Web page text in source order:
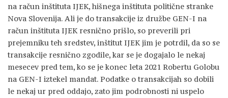
na račun inštituta IJEK, hišnega inštituta politične stranke
Nova Slovenija. Ali je do transakcije iz družbe GEN-I na
račun inštituta IJEK resnično prišlo, so preverili pri
prejemniku teh sredstev, inštitut IJEK jim je potrdil, da so se
transakcije resnično zgodile, kar se je dogajalo le nekaj
mesecev pred tem, ko se je konec leta 2021 Robertu Golobu
na GEN-I iztekel mandat. Podatke o transakcijah so dobili
le nekaj ur pred oddajo, zato jim podrobnosti ni uspelo